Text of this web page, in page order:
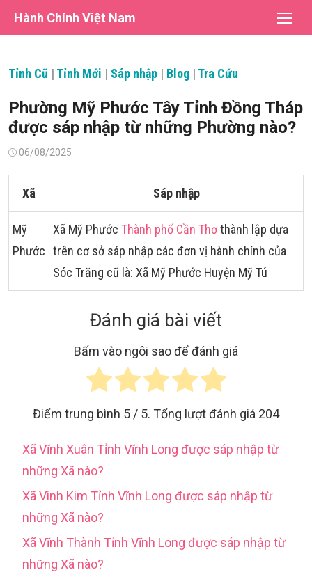
Hành Chính Việt Nam
Tỉnh Cũ | Tỉnh Mới | Sáp nhập | Blog | Tra Cứu
Phường Mỹ Phước Tây Tỉnh Đồng Tháp
được sáp nhập từ những Phường nào?
Đăng06/08/2025
Xã Sáp nhập
Mỹ
Phước
Xã Mỹ Phước Thành phố Cần Thơthành lập dựa
trên cơ sở sáp nhập các đơn vị hành chính của
Sóc Trăng cũ là: Xã Mỹ Phước Huyện Mỹ Tú
Đánh giá bài viết
Bấm vào ngôi sao để đánh giá
Điểm trung bình 5 / 5. Tổng lượt đánh giá 204
Xã Vĩnh Xuân Tỉnh Vĩnh Long được sáp nhập từ
những Xã nào?
Xã Vinh Kim Tỉnh Vĩnh Long được sáp nhập từ
những Xã nào?
Xã Vĩnh Thành Tỉnh Vĩnh Long được sáp nhập từ
những Xã nào?